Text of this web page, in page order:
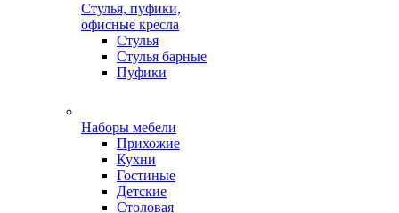
Стулья, пуфики,
офисные кресла
Стулья
Стулья барные
Пуфики
Наборы мебели
Прихожие
Кухни
Гостиные
Детские
Столовая